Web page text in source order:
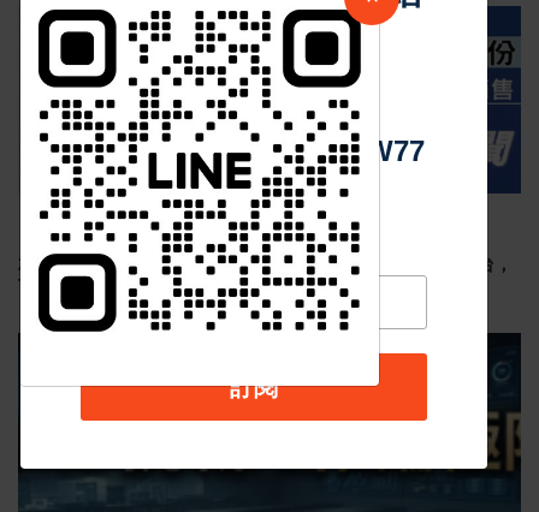
最新消息
Aug 03 2026 1494
2026年7月臺灣汽車市場交車數量出爐:總掛牌量達 3.86 萬台，
Toyota 穩坐霸主、Lexus 與 Kia 強勢爆發
中 華 超 傳 媒
Https://reurl.cc/adqW77
訂閱